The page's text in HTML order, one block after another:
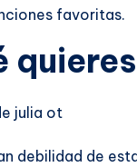
favoritas.
debilidad de